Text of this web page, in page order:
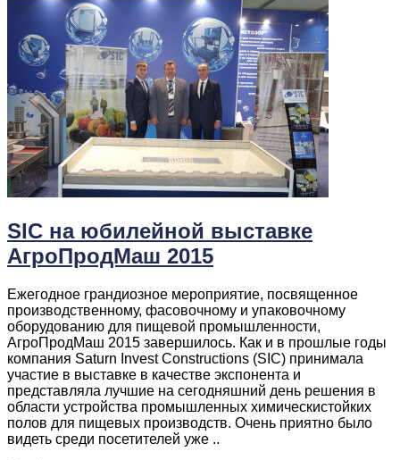
SIC на юбилейной выставке
АгроПродМаш 2015
Ежегодное грандиозное мероприятие, посвященное
производственному, фасовочному и упаковочному
оборудованию для пищевой промышленности,
АгроПродМаш 2015 завершилось. Как и в прошлые годы
компания Saturn Invest Constructions (SIC) принимала
участие в выставке в качестве экспонента и
представляла лучшие на сегодняшний день решения в
области устройства промышленных химическистойких
полов для пищевых производств. Очень приятно было
видеть среди посетителей уже ..